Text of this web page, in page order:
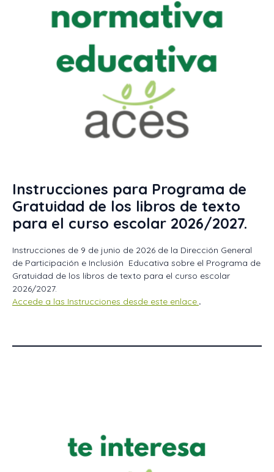
Instrucciones para Programa de
Gratuidad de los libros de texto
para el curso escolar 2026/2027.
Instrucciones de 9 de junio de 2026 de la Dirección General
de Participación e Inclusión Educativa sobre el Programa de
Gratuidad de los libros de texto para el curso escolar
2026/2027.
Accede a las Instrucciones desde este enlace..